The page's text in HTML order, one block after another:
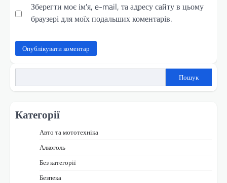
Зберегти моє ім'я, e-mail, та адресу сайту в цьому
браузері для моїх подальших коментарів.
Пошук
Категорії
Авто та мототехніка
Алкоголь
Без категорії
Безпека